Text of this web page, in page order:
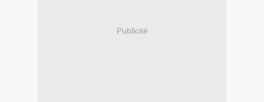
Publicité